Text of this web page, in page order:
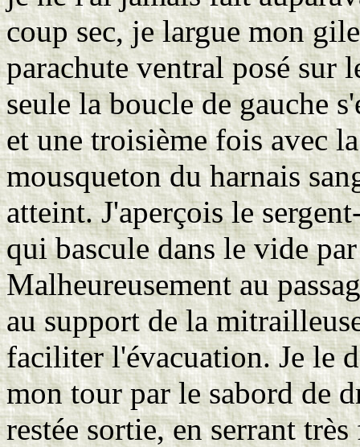
coup sec, je largue mon
parachute ventral posé sur
seule la boucle de gauche
et une troisième fois avec
mousqueton du harnais
atteint. J'aperçois le
qui bascule dans le vide
Malheureusement au
au support de la
faciliter l'évacuation. Je le
mon tour par le sabord de
restée sortie, en serrant